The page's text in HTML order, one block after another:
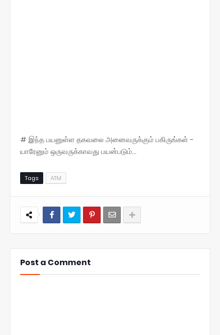
# இந்த பயனுள்ள தகவலை அனைவருக்கும் பகிருங்கள் -
யாரேனும் ஒருவருக்காவது பயன்படும்...
Tags ATM
Post a Comment